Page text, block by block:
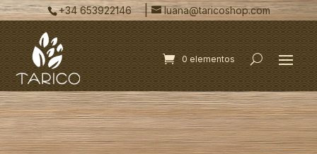
+34 653922146 | luana@taricoshop.com
0 elementos